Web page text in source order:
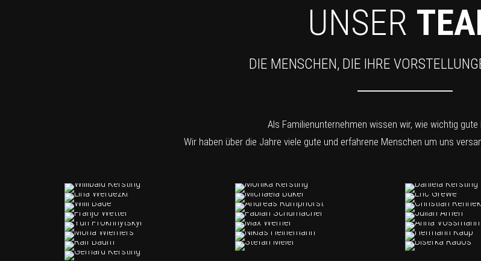
UNSER
DIE MENSCHEN, DIE IHRE
Als Familienunternehmen wissen wir, wie wichtig gute
Wir haben über die Jahre viele gute und erfahrene Menschen um uns